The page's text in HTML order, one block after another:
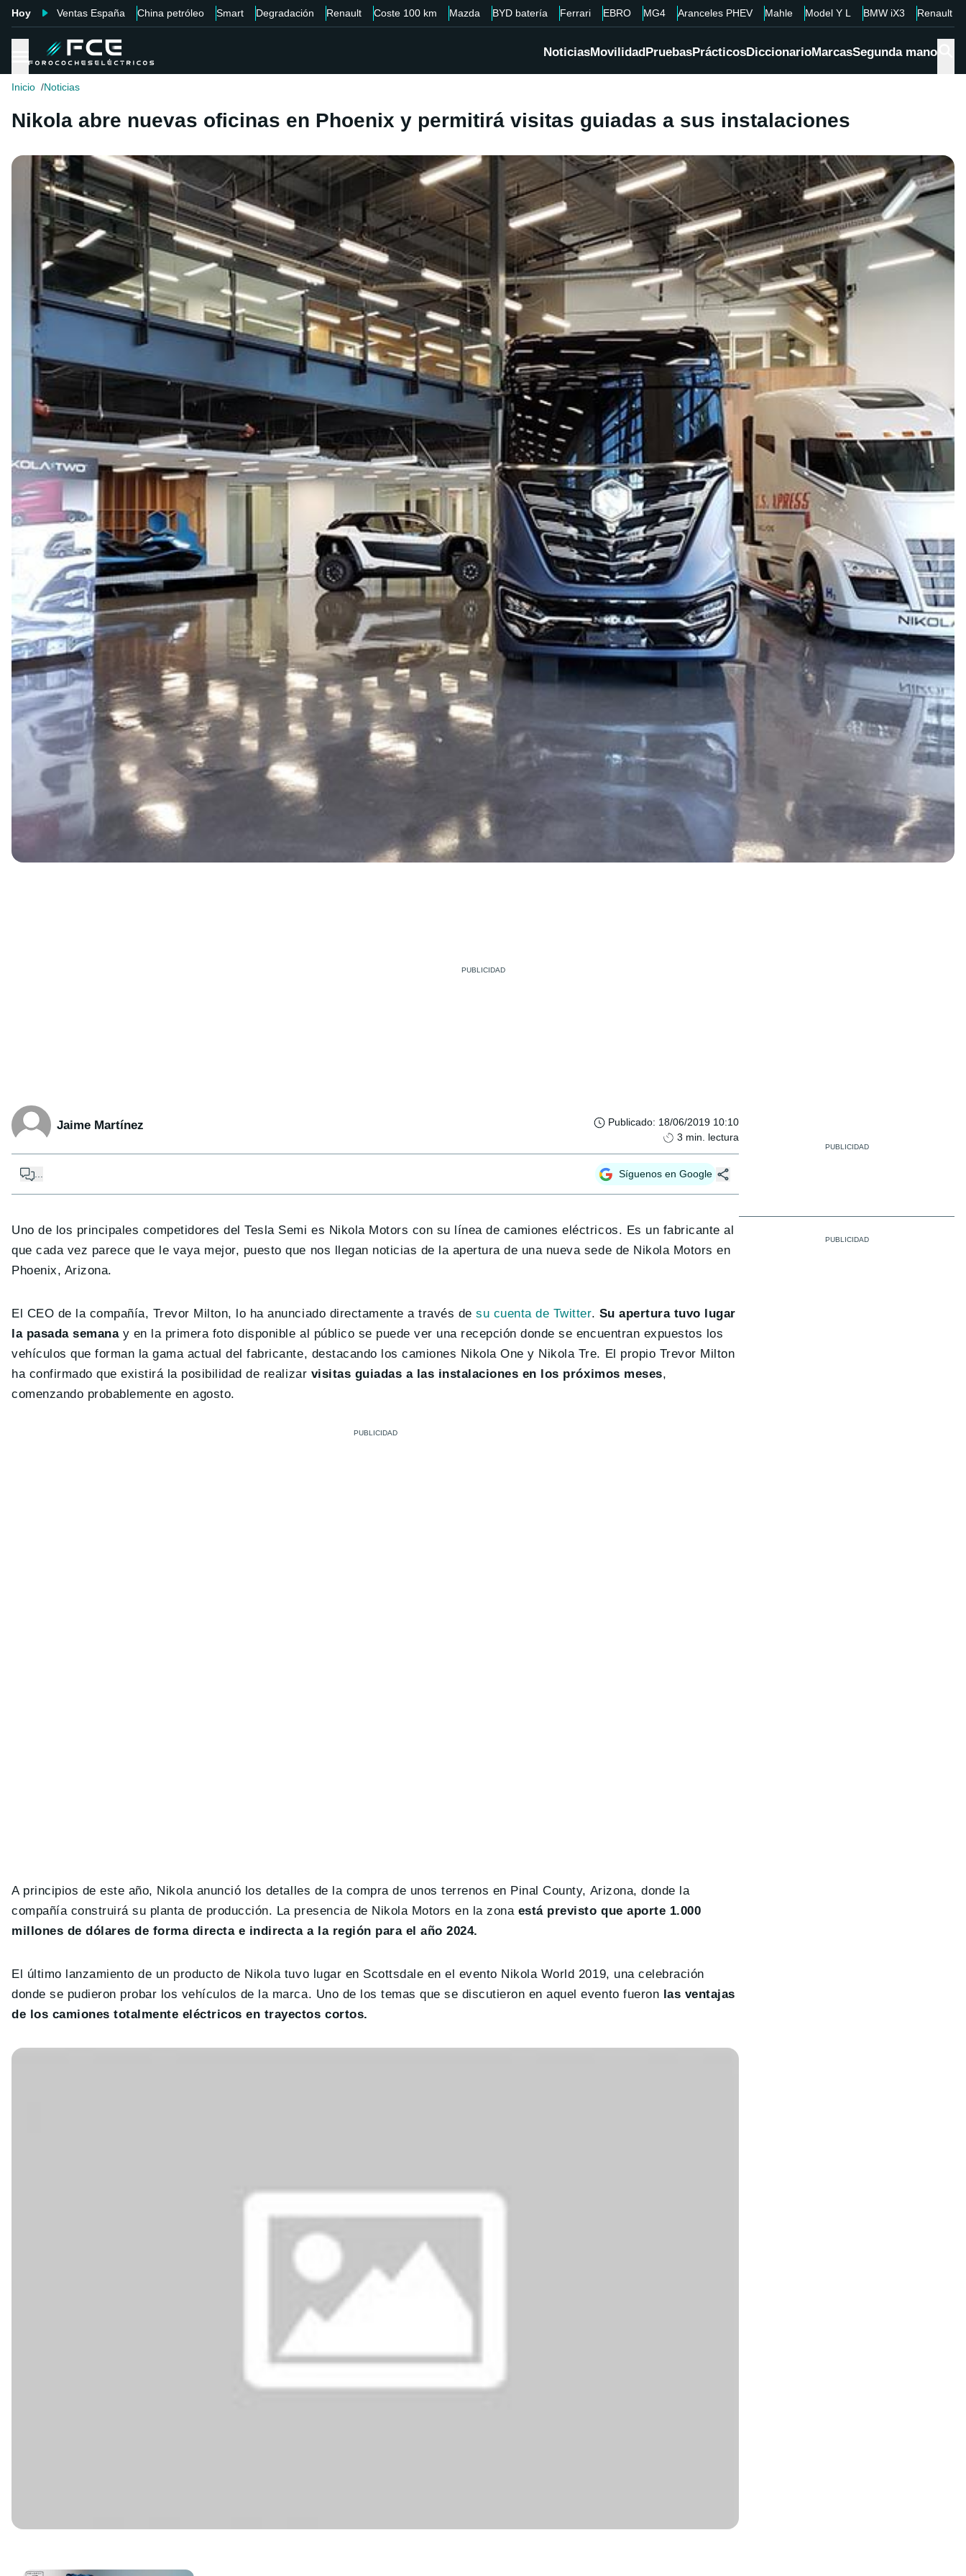
Hoy Ventas España China petróleo Smart Degradación Renault Coste 100 km Mazda BYD batería Ferrari EBRO MG4 Aranceles PHEV Mahle Model Y L BMW iX3 Renault
NoticiasMovilidadPruebasPrácticosDiccionarioMarcasSegunda mano
Inicio Noticias
Nikola abre nuevas oficinas en Phoenix y permitirá visitas guiadas a sus instalaciones
Jaime Martínez Publicado: 18/06/2019 10:10
3 min. lectura
Síguenos en Google
Uno de los principales competidores del Tesla Semi es Nikola Motors con su línea de camiones eléctricos. Es un fabricante al
que cada vez parece que le vaya mejor, puesto que nos llegan noticias de la apertura de una nueva sede de Nikola Motors en
Phoenix, Arizona.
El CEO de la compañía, Trevor Milton, lo ha anunciado directamente a través desu cuenta de Twitter. Su apertura tuvo lugar
la pasada semanay en la primera foto disponible al público se puede ver una recepción donde se encuentran expuestos los
vehículos que forman la gama actual del fabricante, destacando los camiones Nikola One y Nikola Tre. El propio Trevor Milton
ha confirmado que existirá la posibilidad de realizar visitas guiadas a las instalaciones en los próximos meses,
comenzando probablemente en agosto.
A principios de este año, Nikola anunció los detalles de la compra de unos terrenos en Pinal County, Arizona, donde la
compañía construirá su planta de producción. La presencia de Nikola Motors en la zona está previsto que aporte 1.000
millones de dólares de forma directa e indirecta a la región para el año 2024.
El último lanzamiento de un producto de Nikola tuvo lugar en Scottsdale en el evento Nikola World 2019, una celebración
donde se pudieron probar los vehículos de la marca. Uno de los temas que se discutieron en aquel evento fueron las ventajas
de los camiones totalmente eléctricos en trayectos cortos.